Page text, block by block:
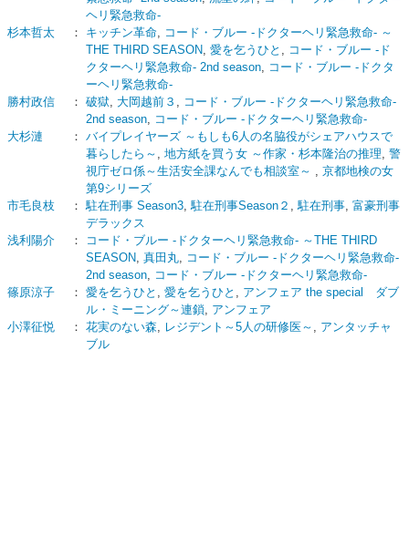
ヘリ緊急救命-
杉本哲太
： キッチン革命, コード・ブルー -ドクターヘリ緊急救命- ～
THE THIRD SEASON, 愛を乞うひと , コード・ブルー -ド
クターヘリ緊急救命- 2nd season, コード・ブルー -ドクタ
ーヘリ緊急救命-
勝村政信
： 破獄, 大岡越前３ , コード・ブルー -ドクターヘリ緊急救命-
2nd season, コード・ブルー -ドクターヘリ緊急救命-
大杉漣
： バイプレイヤーズ ～もしも6人の名脇役がシェアハウスで
暮らしたら～ , 地方紙を買う女 ～作家・杉本隆治の推理, 警
視庁ゼロ係～生活安全課なんでも相談室～ , 京都地検の女
第9シリーズ
市毛良枝
：駐在刑事 Season3,駐在刑事Season２ ,駐在刑事, 富豪刑事
デラックス
浅利陽介
：
コード・ブルー -ドクターヘリ緊急救命- ～THE THIRD
SEASON, 真田丸, コード・ブルー -ドクターヘリ緊急救命-
2nd season, コード・ブルー -ドクターヘリ緊急救命-
篠原涼子
： 愛を乞うひと , 愛を乞うひと , アンフェア the special ダブ
ル・ミーニング～連鎖, アンフェア
小澤征悦
： 花実のない森, レジデント～5人の研修医～ , アンタッチャ
ブル